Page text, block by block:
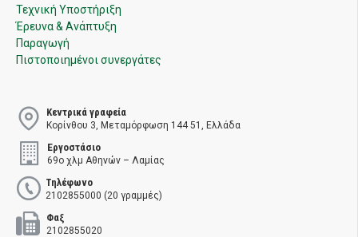
Τεχνική Υποστήριξη
Έρευνα & Ανάπτυξη
Παραγωγή
Πιστοποιημένοι συνεργάτες
Κεντρικά γραφεία
Κορίνθου 3, Μεταμόρφωση 144 51, Ελλάδα
Εργοστάσιο
69ο χλμ Αθηνών – Λαμίας
Τηλέφωνο
2102855000 (20 γραμμές)
Φαξ
2102855020